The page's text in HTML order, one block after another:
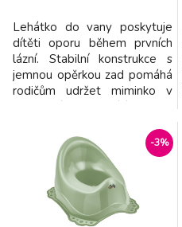
Lehátko do vany poskytuje
dítěti oporu během prvních
lázní. Stabilní konstrukce s
jemnou opěrkou zad pomáhá
rodičům udržet miminko v
zad – pro pohodlí a
bezpečnost dítěte - Přísavky
– zajišťují stabilitu sedáku ve
vaničce - Zaoblené hrany –
chrání citlivou dětskou
pokožku - Snadná ú
-3%